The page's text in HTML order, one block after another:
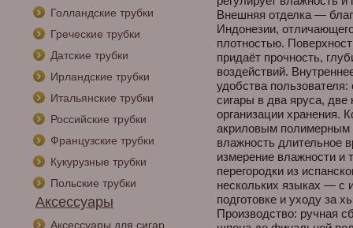
Голландские трубки
Греческие трубки
Датские трубки
Ирландские трубки
Итальянские трубки
Российские трубки
Французские трубки
Кукурузные трубки
Польские трубки
Аксессуары
Аксессуары для сигар
Внешняя отделка —
Индонезии,
плотностью.
придаёт прочность,
воздействий.
удобства
сигары в два яруса,
организации хранения.
акриловым полимерным
влажность длительное
измерение влажности и
перегородки из
нескольких языках — с
подготовке и уходу за
Производство: ручная